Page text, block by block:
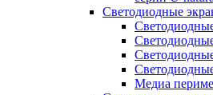
Светодиодные
Медиа